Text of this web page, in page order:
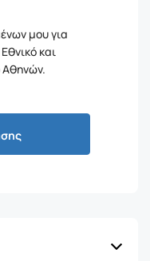
μου για
και
Αθηνών.